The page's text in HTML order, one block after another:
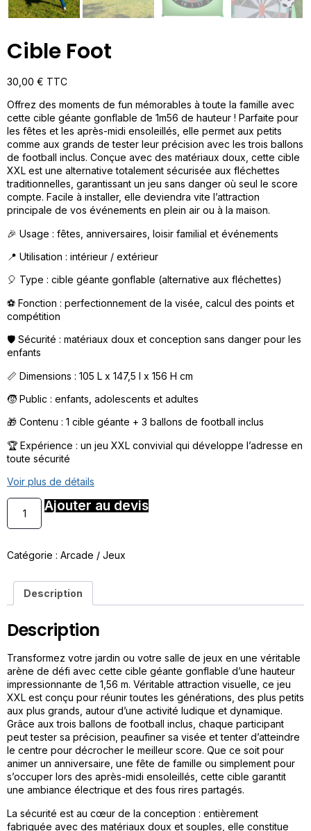
Cible Foot
30,00 € TTC
Offrez des moments de fun mémorables à toute la famille avec
cette cible géante gonflable de 1m56 de hauteur ! Parfaite pour
les fêtes et les après-midi ensoleillés, elle permet aux petits
comme aux grands de tester leur précision avec les trois ballons
de football inclus. Conçue avec des matériaux doux, cette cible
XXL est une alternative totalement sécurisée aux fléchettes
traditionnelles, garantissant un jeu sans danger où seul le score
compte. Facile à installer, elle deviendra vite l’attraction
principale de vos événements en plein air ou à la maison.
🎉 Usage : fêtes, anniversaires, loisir familial et événements
📍 Utilisation : intérieur / extérieur
🎈 Type : cible géante gonflable (alternative aux fléchettes)
⚽ Fonction : perfectionnement de la visée, calcul des points et
compétition
🛡️ Sécurité : matériaux doux et conception sans danger pour les
enfants
📏 Dimensions : 105 L x 147,5 l x 156 H cm
🧒 Public : enfants, adolescents et adultes
🎁 Contenu : 1 cible géante + 3 ballons de football inclus
🏆 Expérience : un jeu XXL convivial qui développe l’adresse en
toute sécurité
Voir plus de détails
Ajouter au devis
Catégorie : Arcade / Jeux
Description
Description
Transformez votre jardin ou votre salle de jeux en une véritable
arène de défi avec cette cible géante gonflable d’une hauteur
impressionnante de 1,56 m. Véritable attraction visuelle, ce jeu
XXL est conçu pour réunir toutes les générations, des plus petits
aux plus grands, autour d’une activité ludique et dynamique.
Grâce aux trois ballons de football inclus, chaque participant
peut tester sa précision, peaufiner sa visée et tenter d’atteindre
le centre pour décrocher le meilleur score. Que ce soit pour
animer un anniversaire, une fête de famille ou simplement pour
s’occuper lors des après-midi ensoleillés, cette cible garantit
une ambiance électrique et des fous rires partagés.
La sécurité est au cœur de la conception : entièrement
fabriquée avec des matériaux doux et souples, elle constitue